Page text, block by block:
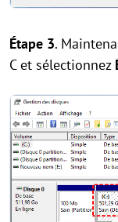
Étape 3.
C et sélectionnez